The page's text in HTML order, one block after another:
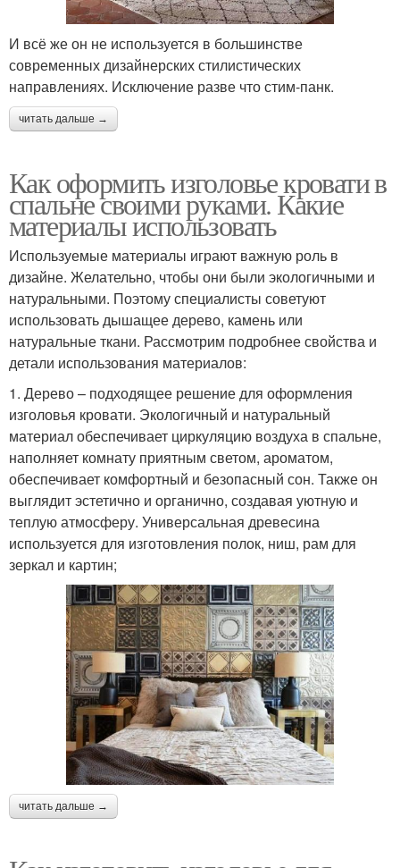
И всё же он не используется в большинстве
современных дизайнерских стилистических
направлениях. Исключение разве что стим-панк.
читать дальше →
Как оформить изголовье кровати в
спальне своими руками. Какие
материалы использовать
Используемые материалы играют важную роль в
дизайне. Желательно, чтобы они были экологичными и
натуральными. Поэтому специалисты советуют
использовать дышащее дерево, камень или
натуральные ткани. Рассмотрим подробнее свойства и
детали использования материалов:
1. Дерево – подходящее решение для оформления
изголовья кровати. Экологичный и натуральный
материал обеспечивает циркуляцию воздуха в спальне,
наполняет комнату приятным светом, ароматом,
обеспечивает комфортный и безопасный сон. Также он
выглядит эстетично и органично, создавая уютную и
теплую атмосферу. Универсальная древесина
используется для изготовления полок, ниш, рам для
зеркал и картин;
читать дальше →